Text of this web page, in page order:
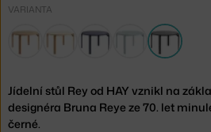
VARIANTA
Jídelní stůl Rey od HAY vznikl na
designéra Bruna Reye ze 70. let
černé.